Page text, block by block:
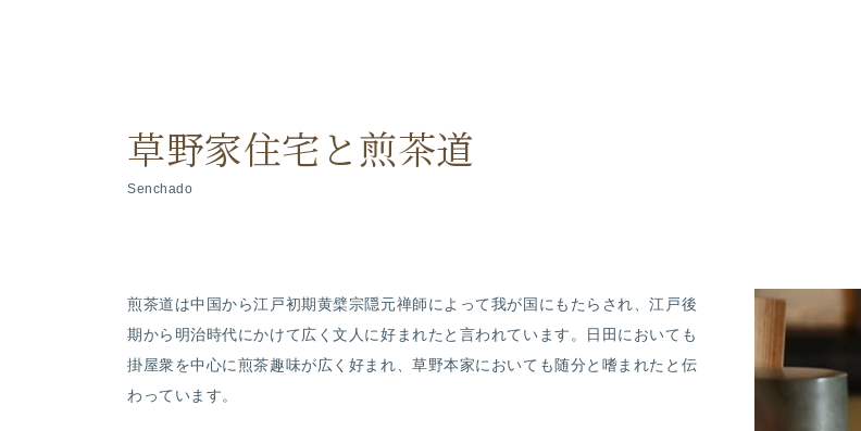
草野家住宅と煎茶道
Senchado
煎茶道は中国から江戸初期黄檗宗隠元禅師によって我が国にもたらされ、江戸後
期から明治時代にかけて広く文人に好まれたと言われています。日田においても
掛屋衆を中心に煎茶趣味が広く好まれ、草野本家においても随分と嗜まれたと伝
わっています。